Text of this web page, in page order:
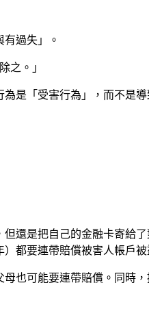
過失」。
之。」
是「受害行為」，而不是
還是把自己的金融卡寄給
都要連帶賠償被害人帳戶被
也可能要連帶賠償。同時